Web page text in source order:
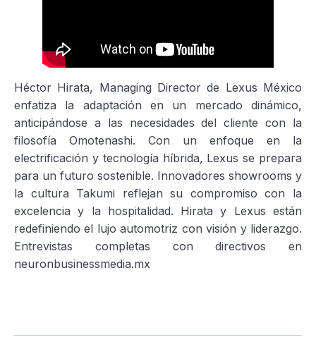
Héctor Hirata, Managing Director de Lexus México
enfatiza la adaptación en un mercado dinámico,
anticipándose a las necesidades del cliente con la
filosofía Omotenashi. Con un enfoque en la
electrificación y tecnología híbrida, Lexus se prepara
para un futuro sostenible. Innovadores showrooms y
la cultura Takumi reflejan su compromiso con la
excelencia y la hospitalidad. Hirata y Lexus están
redefiniendo el lujo automotriz con visión y liderazgo.
Entrevistas completas con directivos en
neuronbusinessmedia.mx